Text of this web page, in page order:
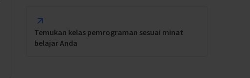
Temukan kelas pemrograman sesuai minat
belajar Anda